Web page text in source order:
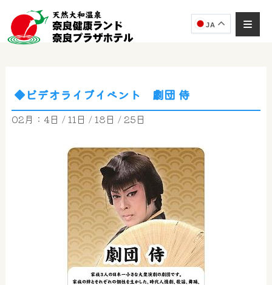
JA
◆ビデオライブイベント 劇団 侍
02月：4日 / 11日 / 18日 / 25日
AIコンシェルジュ
オンライン
奈良健康ランド AIコンシェルジュです。
ご質問をお伺いします。